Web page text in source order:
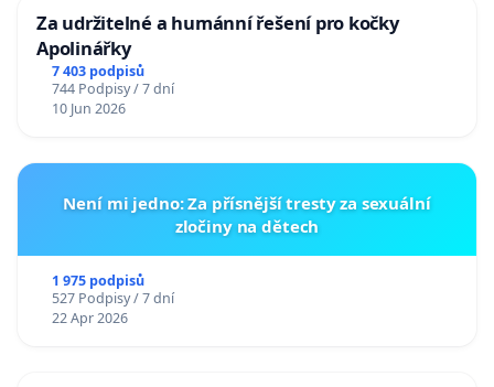
pfilka.ifp@gmail.com tel. 775 227 094
Za udržitelné a humánní řešení pro kočky
Apolinářky
7 403 podpisů
744 Podpisy / 7 dní
10 Jun 2026
Není mi jedno: Za přísnější tresty za sexuální
zločiny na dětech
1 975 podpisů
527 Podpisy / 7 dní
22 Apr 2026